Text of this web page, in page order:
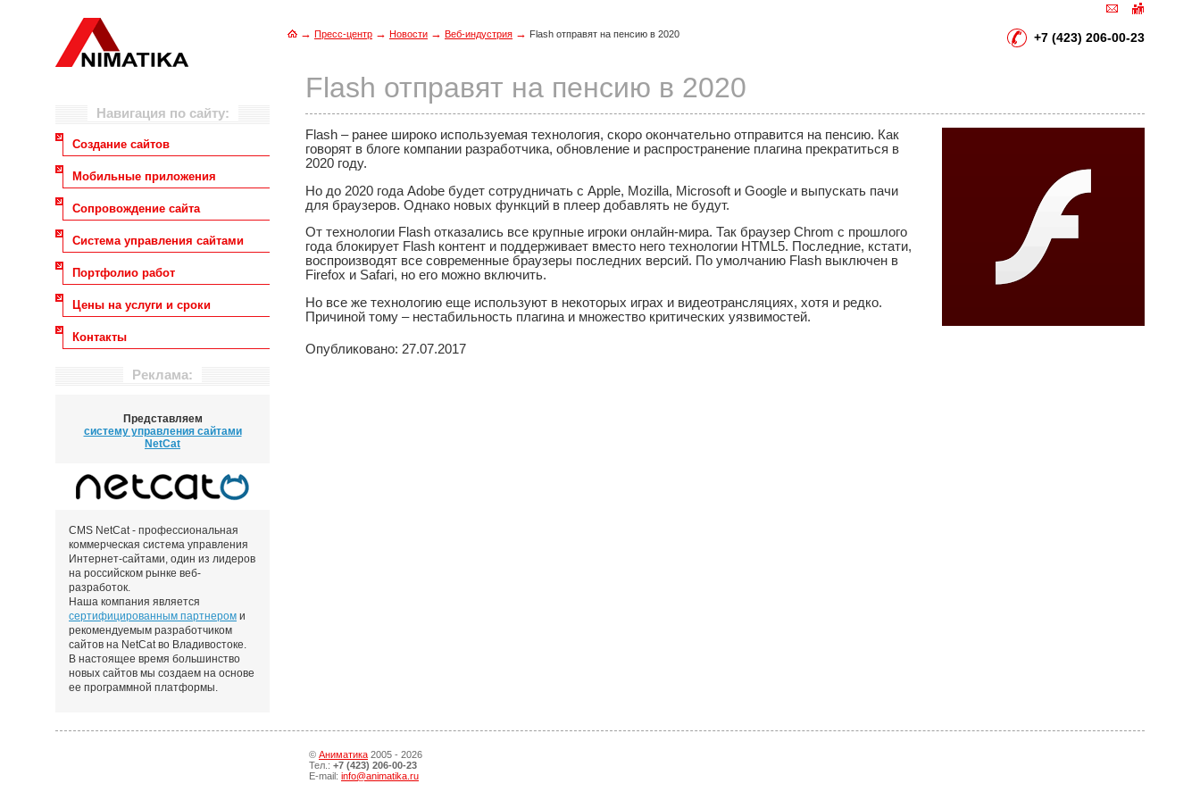
+7 (423) 206-00-23
→ Пресс-центр → Новости → Веб-индустрия → Flash отправят на пенсию в 2020
Flash отправят на пенсию в 2020
Flash – ранее широко используемая технология, скоро окончательно отправится на пенсию. Как
говорят в блоге компании разработчика, обновление и распространение плагина прекратиться в
2020 году.
Но до 2020 года Adobe будет сотрудничать с Apple, Mozilla, Microsoft и Google и выпускать пачи
для браузеров. Однако новых функций в плеер добавлять не будут.
От технологии Flash отказались все крупные игроки онлайн-мира. Так браузер Chrom с прошлого
года блокирует Flash контент и поддерживает вместо него технологии HTML5. Последние, кстати,
воспроизводят все современные браузеры последних версий. По умолчанию Flash выключен в
Firefox и Safari, но его можно включить.
Но все же технологию еще используют в некоторых играх и видеотрансляциях, хотя и редко.
Причиной тому – нестабильность плагина и множество критических уязвимостей.
Опубликовано: 27.07.2017
Навигация по сайту:
Создание сайтов
Мобильные приложения
Сопровождение сайта
Система управления сайтами
Портфолио работ
Цены на услуги и сроки
Контакты
Реклама:
Представляем
систему управления сайтами
NetCat
CMS NetCat - профессиональная
коммерческая система управления
Интернет-сайтами, один из лидеров
на российском рынке веб-
разработок.
Наша компания является
сертифицированным партнером и
рекомендуемым разработчиком
сайтов на NetCat во Владивостоке.
В настоящее время большинство
новых сайтов мы создаем на основе
ее программной платформы.
© Аниматика 2005 - 2026
Тел.: +7 (423) 206-00-23
E-mail: info@animatika.ru